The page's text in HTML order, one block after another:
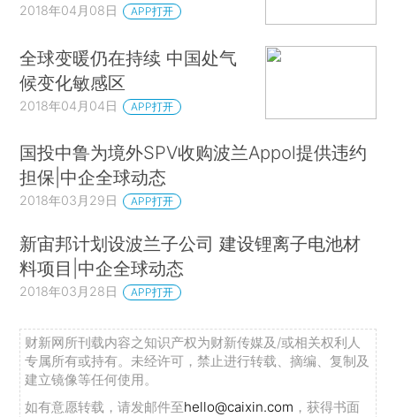
2018年04月08日 APP打开
全球变暖仍在持续 中国处气
候变化敏感区
2018年04月04日 APP打开
国投中鲁为境外SPV收购波兰Appol提供违约
担保|中企全球动态
2018年03月29日 APP打开
新宙邦计划设波兰子公司 建设锂离子电池材
料项目|中企全球动态
2018年03月28日 APP打开
财新网所刊载内容之知识产权为财新传媒及/或相关权利人
专属所有或持有。未经许可，禁止进行转载、摘编、复制及
建立镜像等任何使用。
如有意愿转载，请发邮件至hello@caixin.com ，获得书面